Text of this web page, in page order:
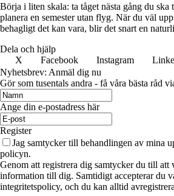
Börja i liten skala: ta tåget nästa gång du ska
planera en semester utan flyg. När du väl
behagligt det kan vara, blir det snart en
Dela och hjälp
X
Facebook Instagram
Nyhetsbrev: Anmäl dig nu
Gör som tusentals andra - få våra bästa råd
Ange din e-postadress här
Register
Jag samtycker till behandlingen av mina
policyn.
Genom att registrera dig samtycker du till att
information till dig. Samtidigt accepterar du
integritetspolicy, och du kan alltid